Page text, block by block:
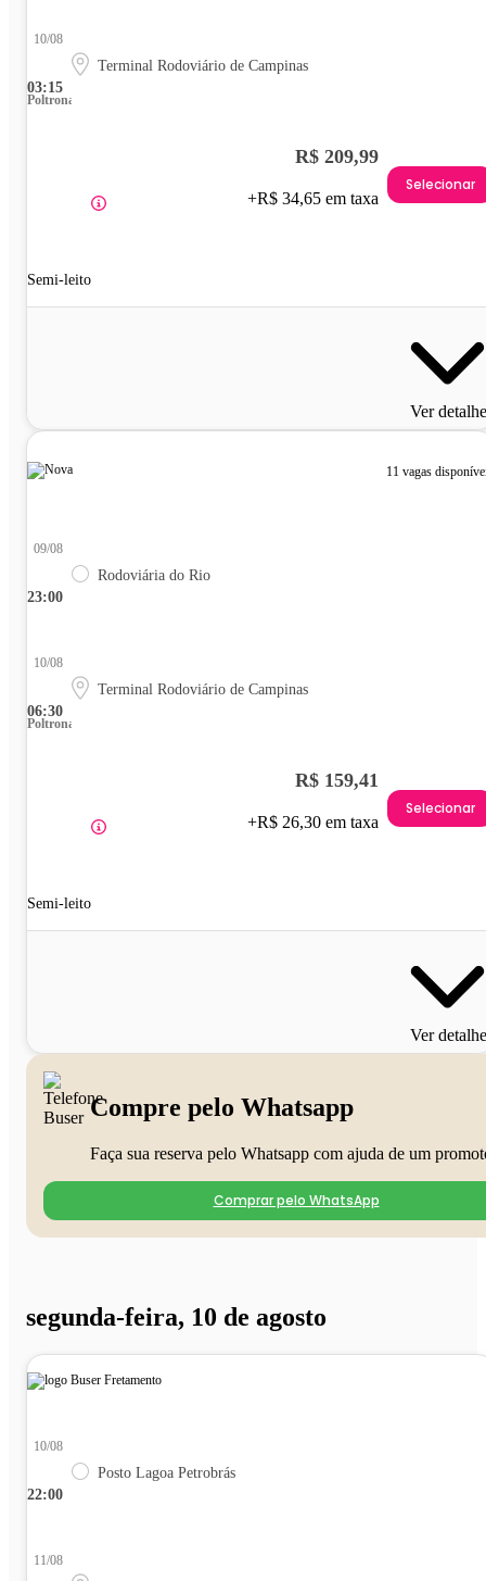
03:15
10/08
Terminal Rodoviário de Campinas
Poltrona
Semi-leito
R$ 209,99
+R$ 34,65 em taxa
Selecionar
Ver
11 vagas
23:00
09/08
Rodoviária do Rio
06:30
10/08
Terminal Rodoviário de Campinas
Poltrona
Semi-leito
R$ 159,41
+R$ 26,30 em taxa
Selecionar
Ver
Compre pelo Whatsapp
Faça sua reserva pelo Whatsapp com ajuda de um
Comprar pelo WhatsApp
segunda-feira, 10 de agosto
22:00
10/08
Posto Lagoa Petrobrás
11/08